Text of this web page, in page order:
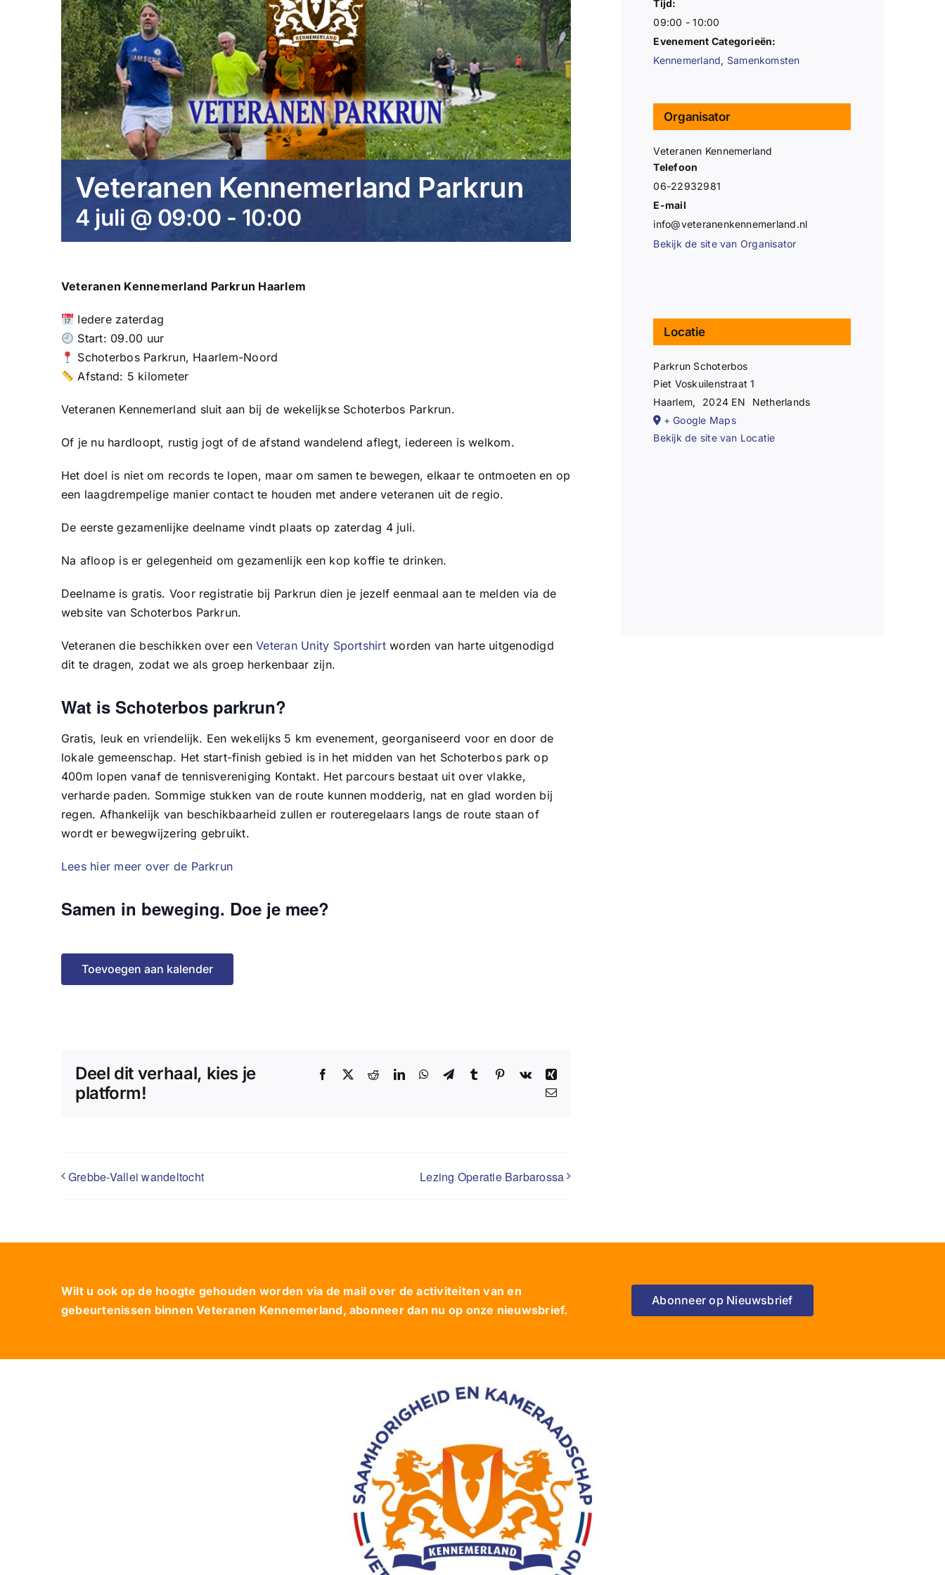
Veteranen Kennemerland Parkrun
4 juli @ 09:00 - 10:00
Veteranen Kennemerland Parkrun Haarlem
Iedere zaterdag
Start: 09.00 uur
Schoterbos Parkrun, Haarlem-Noord
Afstand: 5 kilometer
Veteranen Kennemerland sluit aan bij de wekelijkse Schoterbos Parkrun.
Of je nu hardloopt, rustig jogt of de afstand wandelend aflegt, iedereen is welkom.
Het doel is niet om records te lopen, maar om samen te bewegen, elkaar te ontmoeten en op
een laagdrempelige manier contact te houden met andere veteranen uit de regio.
De eerste gezamenlijke deelname vindt plaats op zaterdag 4 juli.
Na afloop is er gelegenheid om gezamenlijk een kop koffie te drinken.
Deelname is gratis. Voor registratie bij Parkrun dien je jezelf eenmaal aan te melden via de
website van Schoterbos Parkrun.
Veteranen die beschikken over eenVeteran Unity Sportshirtworden van harte uitgenodigd
dit te dragen, zodat we als groep herkenbaar zijn.
Wat is Schoterbos parkrun?
Gratis, leuk en vriendelijk. Een wekelijks 5 km evenement, georganiseerd voor en door de
lokale gemeenschap. Het start-finish gebied is in het midden van het Schoterbos park op
400m lopen vanaf de tennisvereniging Kontakt. Het parcours bestaat uit over vlakke,
verharde paden. Sommige stukken van de route kunnen modderig, nat en glad worden bij
regen. Afhankelijk van beschikbaarheid zullen er routeregelaars langs de route staan of
wordt er bewegwijzering gebruikt.
Lees hier meer over de Parkrun
Samen in beweging. Doe je mee?
Toevoegen aan kalender
Deel dit verhaal, kies je
platform!
Facebook RedditLinkedInWhatsApp
TelegramTumblrPinterest
Vk
Xing
E-
Grebbe-Vallei wandeltocht Lezing Operatie Barbarossa
Tijd:
09:00 - 10:00
Evenement Categorieën:
Kennemerland, Samenkomsten
Organisator
Veteranen Kennemerland
Telefoon
06-22932981
E-mail
info@veteranenkennemerland.nl
Bekijk de site van Organisator
Locatie
Parkrun Schoterbos
Piet Voskuilenstraat 1
Haarlem, 2024 EN
Netherlands
+ Google Maps
Bekijk de site van Locatie
Wilt u ook op de hoogte gehouden worden via de mail over de activiteiten van en
gebeurtenissen binnen Veteranen Kennemerland, abonneer dan nu op onze nieuwsbrief.
Abonneer op Nieuwsbrief